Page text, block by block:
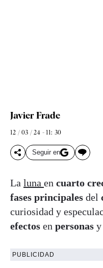
Javier Frade
12 / 03 / 24 - 11: 30
Seguir en
La luna en cuarto
fases principales del
curiosidad y
efectos en personas y
PUBLICIDAD